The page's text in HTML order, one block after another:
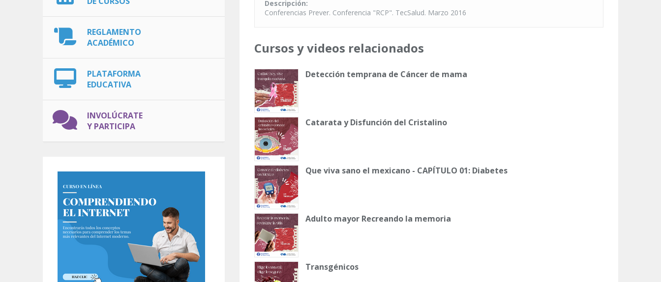
REGLAMENTO
ACADÉMICO
PLATAFORMA
EDUCATIVA
INVOLÚCRATE
Y PARTICIPA
Descripción:
Conferencias Prever. Conferencia "RCP". TecSalud. Marzo 2016
Cursos y videos relacionados
Detección temprana de Cáncer de mama
Catarata y Disfunción del Cristalino
Que viva sano el mexicano - CAPÍTULO 01: Diabetes
Adulto mayor Recreando la memoria
Transgénicos